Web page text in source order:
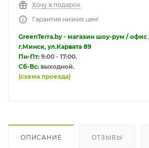
Хочу в подарок
Гарантия низких цен!
GreenTerra.by - магазин шоу-рум / офис
г.Минск, ул.Карвата 89
Пн-Пт: 9:00 - 17:00.
Сб-Вс: выходной.
(схема проезда)
ОПИСАНИЕ ОТЗЫВЫ